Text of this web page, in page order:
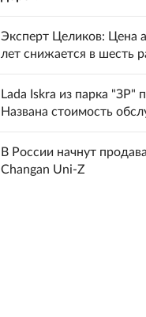
Эксперт Целиков: Цена
лет снижается в шесть
Lada Iskra из парка "ЗР"
Названа стоимость
В России начнут
Changan Uni-Z